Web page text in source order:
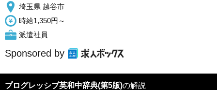
埼玉県 越谷市
時給1,350円～
派遣社員
Sponsored by
プログレッシブ英和中辞典(第5版)の解説